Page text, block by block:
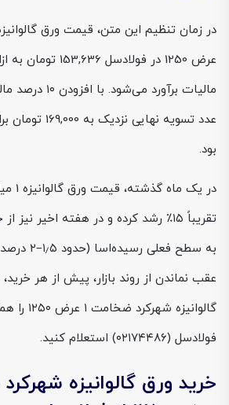
عرض 1250 در
مالیات برآورد
عدد تسویه نهایی
بود.
به سطح
عقب نماندن از روند بازار، پیش از هر
فولادسل (۰۲۱۷۴۴۸۶) استعلام کنید.